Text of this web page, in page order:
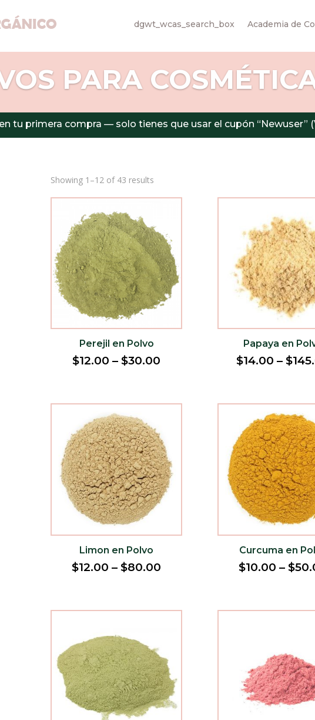
dgwt_wcas_search_box Academia de
PARA
tu primera compra — solo tienes que usar el cupón “Newuser”
Showing 1–12 of 43 results
Perejil en Polvo
$12.00 –$30.00
Papaya en
$14.00 –$
Limon en Polvo
$12.00 –$80.00
Curcuma en
$10.00 –$